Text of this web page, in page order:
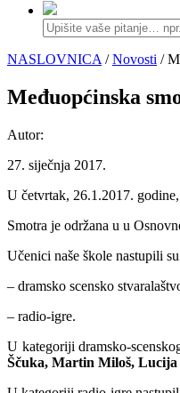
NASLOVNICA /Novosti /
Međuopćinska
Autor:
27. siječnja 2017.
U četvrtak, 26.1.2017.
Smotra je održana u u
Učenici naše škole nastupili
– dramsko scensko
– radio-igre.
U kategoriji dramsko-
Ščuka, Martin Miloš,